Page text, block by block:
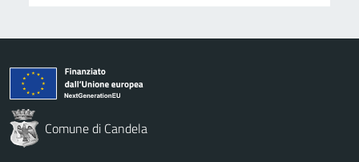
Comune di Candela